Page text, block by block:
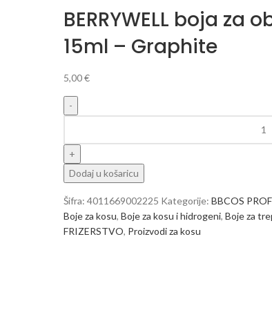
BERRYWELL boja za
15ml – Graphite
5,00€
Dodaj u košaricu
Šifra: 4011669002225 Kategorije: BBCOS
Boje za kosu, Boje za kosu i hidrogeni, Boje za
FRIZERSTVO, Proizvodi za kosu